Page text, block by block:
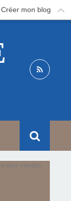
Créer mon blog